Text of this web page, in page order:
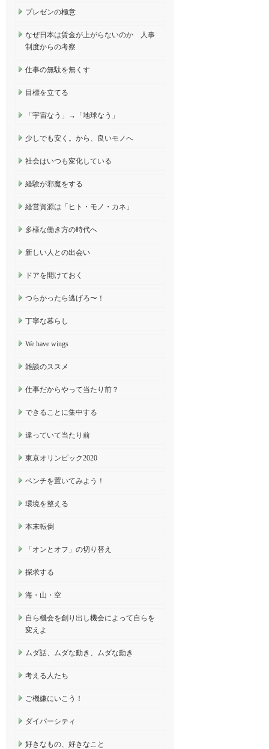
プレゼンの極意
なぜ日本は賃金が上がらないのか 人事
制度からの考察
仕事の無駄を無くす
目標を立てる
「宇宙なう」→「地球なう」
少しでも安く。から、良いモノへ
社会はいつも変化している
経験が邪魔をする
経営資源は「ヒト・モノ・カネ」
多様な働き方の時代へ
新しい人との出会い
ドアを開けておく
つらかったら逃げろ〜！
丁寧な暮らし
We have wings
雑談のススメ
仕事だからやって当たり前？
できることに集中する
違っていて当たり前
東京オリンピック2020
ベンチを置いてみよう！
環境を整える
本末転倒
「オンとオフ」の切り替え
探求する
海・山・空
自ら機会を創り出し機会によって自らを
変えよ
ムダ話、ムダな動き、ムダな動き
考える人たち
ご機嫌にいこう！
ダイバーシティ
好きなもの、好きなこと